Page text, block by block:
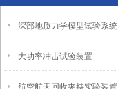
深部地质力学模型试验系统
大功率冲击试验装置
航空航天回收夹持实验装置